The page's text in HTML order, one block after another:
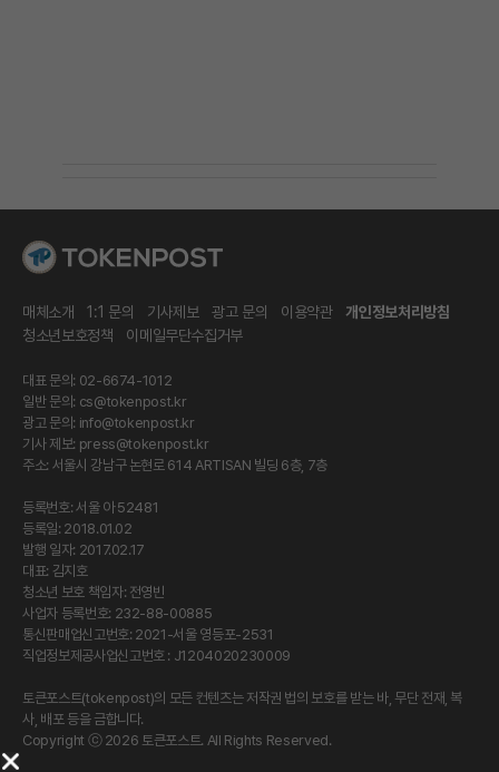
매체소개 1:1 문의 기사제보 광고 문의 이용약관
개인정보처리방침
청소년보호정책
이메일무단수집거부
대표 문의: 02-6674-1012
일반 문의: cs@tokenpost.kr
광고 문의: info@tokenpost.kr
기사 제보: press@tokenpost.kr
주소: 서울시 강남구 논현로 614 ARTISAN 빌딩 6층, 7층
등록번호: 서울 아 52481
등록일: 2018.01.02
발행 일자: 2017.02.17
대표: 김지호
청소년 보호 책임자: 전영빈
사업자 등록번호: 232-88-00885
통신판매업신고번호: 2021-서울 영등포-2531
직업정보제공사업신고번호 : J1204020230009
토큰포스트(tokenpost)의 모든 컨텐츠는 저작권 법의 보호를 받는 바, 무단 전재, 복
사, 배포 등을 금합니다.
Copyright ⓒ 2026 토큰포스트. All Rights Reserved.